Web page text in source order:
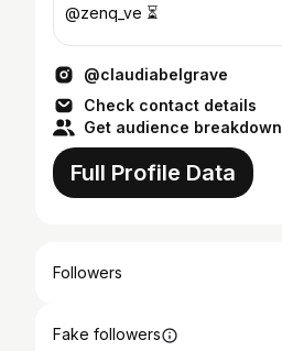
@zenq_ve ⏳
@claudiabelgrave
Check contact details
Get audience breakdown
Full Profile Data
Followers
Fake followers